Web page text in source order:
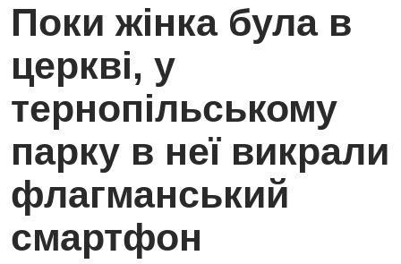
Поки жінка була в
церкві, у
тернопільському
парку в неї викрали
флагманський
смартфон